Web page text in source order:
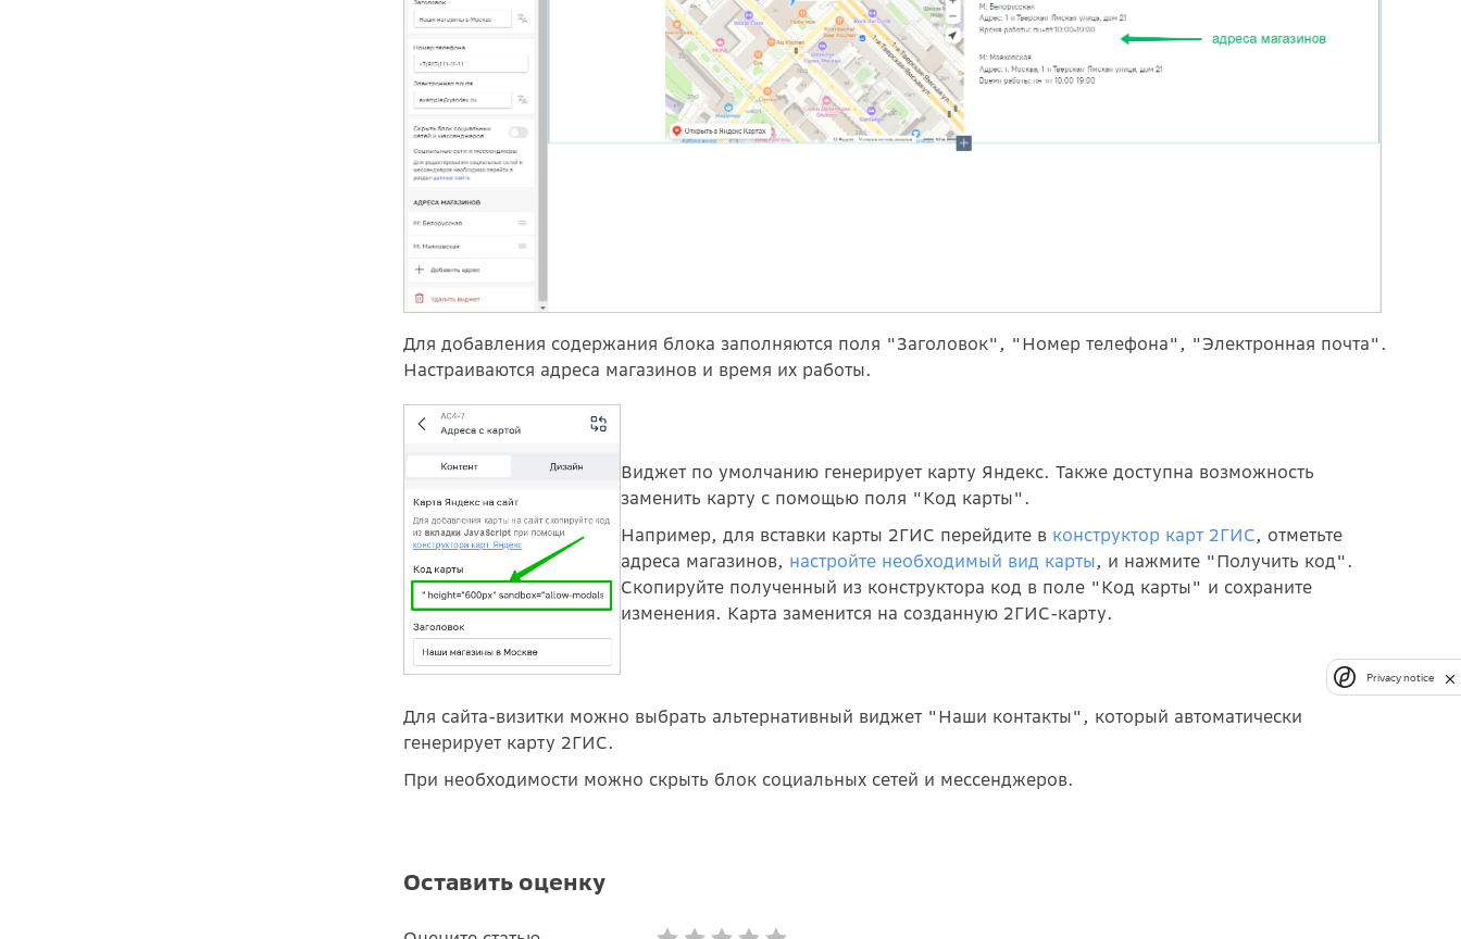
Для добавления содержания блока заполняются поля "Заголовок", "Номер телефона", "Электронная почта".
Настраиваются адреса магазинов и время их работы.
Виджет по умолчанию генерирует карту Яндекс. Также доступна возможность
заменить карту с помощью поля "Код карты".
Например, для вставки карты 2ГИС перейдите в конструктор карт 2ГИС, отметьте
адреса магазинов, настройте необходимый вид карты, и нажмите "Получить код".
Скопируйте полученный из конструктора код в поле "Код карты" и сохраните
изменения. Карта заменится на созданную 2ГИС-карту.
Для сайта-визитки можно выбрать альтернативный виджет "Наши контакты", который автоматически
генерирует карту 2ГИС.
При необходимости можно скрыть блок социальных сетей и мессенджеров.
Оставить оценку
Privacy notice